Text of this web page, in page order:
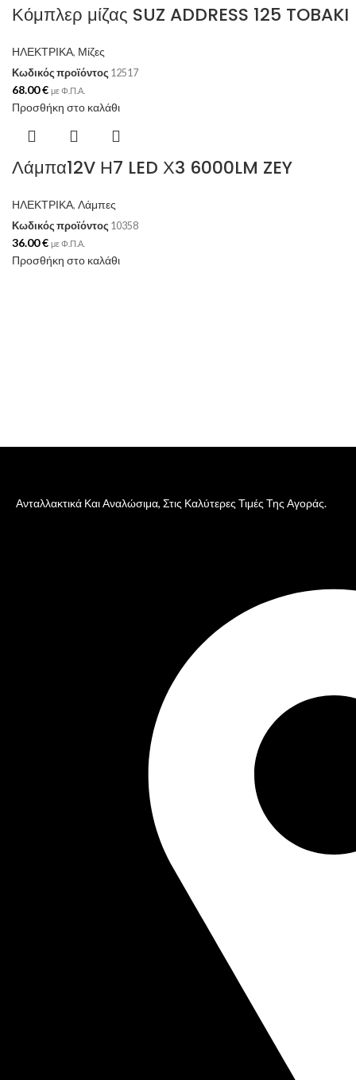
Κόμπλερ μίζας SUZ ADDRESS 125 TOBAKI
ΗΛΕΚΤΡΙΚΑ, Μίζες
Κωδικός προϊόντος 12517
68.00€ με Φ.Π.Α.
Προσθήκη στο καλάθι
Λάμπα12V Η7 LED Χ3 6000LM ZEY
ΗΛΕΚΤΡΙΚΑ, Λάμπες
Κωδικός προϊόντος 10358
36.00€ με Φ.Π.Α.
Προσθήκη στο καλάθι
Ανταλλακτικά Και Αναλώσιμα, Στις Καλύτερες Τιμές Της Αγοράς.